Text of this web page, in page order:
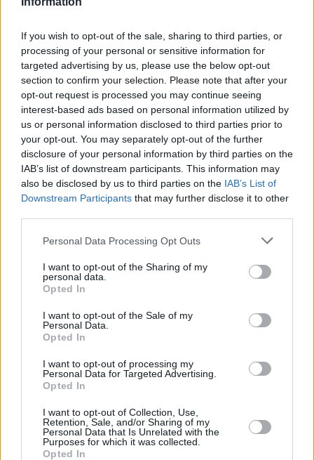
If you wish to opt-out of the sale, sharing to third parties, or
processing of your personal or sensitive information for
targeted advertising by us, please use the below opt-out
section to confirm your selection. Please note that after your
opt-out request is processed you may continue seeing
interest-based ads based on personal information utilized by
us or personal information disclosed to third parties prior to
your opt-out. You may separately opt-out of the further
disclosure of your personal information by third parties on the
IAB’s list of downstream participants. This information may
also be disclosed by us to third parties on the IAB’s List of
Downstream Participants that may further disclose it to other
Please note that this website/app uses one or more Google
not limited to your visit or usage behaviour. You may click to
grant or deny consent to Google and its third-party tags to
use your data for below specified purposes in below Google
consent section.
Personal Data Processing Opt Outs
I want to opt-out of the Sharing of my
personal data.
Opted In
I want to opt-out of the Sale of my
Personal Data.
Opted In
I want to opt-out of processing my
Personal Data for Targeted Advertising.
Opted In
I want to opt-out of Collection, Use,
Retention, Sale, and/or Sharing of my
Personal Data that Is Unrelated with the
Purposes for which it was collected.
Opted In
Ζέλικο Γιοκσίμοβιτς: 20 χρόνια μετά την Eurovision,
Δείτε βίντεο
«Έλα δώσε» σε δύο γλώσσες από τον σπουδαίο